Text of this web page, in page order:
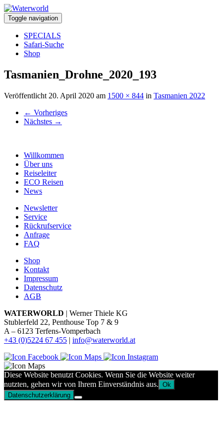
Toggle navigation
SPECIALS
Safari-Suche
Shop
Tasmanien_Drohne_2020_193
Veröffentlicht 20. April 2020 am 1500 × 844 in Tasmanien 2022
← Vorheriges
Nächstes →
Willkommen
Über uns
Reiseleiter
ECO Reisen
News
Newsletter
Service
Rückrufservice
Anfrage
FAQ
Shop
Kontakt
Impressum
Datenschutz
AGB
WATERWORLD | Werner Thiele KG
Stublerfeld 22, Penthouse Top 7 & 9
A – 6123 Terfens-Vomperbach
+43 (0)5224 67 455 | info@waterworld.at
Diese Website benutzt Cookies. Wenn Sie die Website weiter
nutzten, gehen wir von Ihrem Einverständnis aus. Ok
Datenschutzerklärung